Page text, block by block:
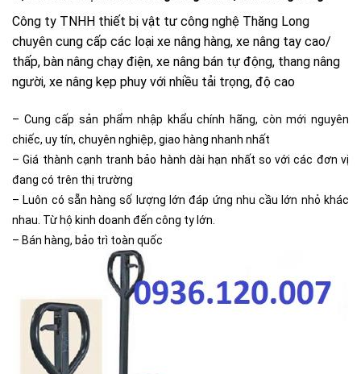
Công ty TNHH thiết bị vật tư công nghệ Thăng Long
chuyên cung cấp các loại xe nâng hàng, xe nâng tay cao/
thấp, bàn nâng chạy điện, xe nâng bán tự động, thang nâng
người, xe nâng kẹp phuy với nhiều tải trọng, độ cao
– Cung cấp sản phẩm nhập khẩu chính hãng, còn mới nguyên
chiếc, uy tín, chuyên nghiệp, giao hàng nhanh nhất
– Giá thành cạnh tranh bảo hành dài hạn nhất so với các đơn vị
đang có trên thị trường
– Luôn có sẵn hàng số lượng lớn đáp ứng nhu cầu lớn nhỏ khác
nhau. Từ hộ kinh doanh đến công ty lớn.
– Bán hàng, bảo trì toàn quốc